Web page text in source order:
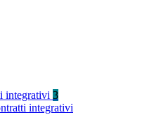
integrativi 3
integrativi